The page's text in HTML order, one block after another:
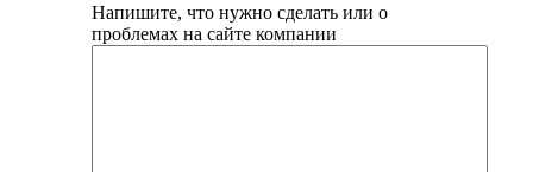
Напишите, что нужно сделать или о
проблемах на сайте компании